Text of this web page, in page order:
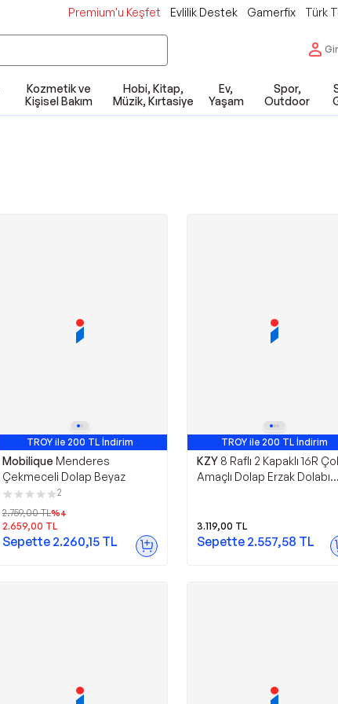
Premium'u Keşfet Evlilik Destek Gamerfix Türk
Kozmetik ve
Kişisel Bakım
Hobi, Kitap,
Müzik, Kırtasiye
Ev,
Yaşam
Spor,
Outdoor
TROY ile 200 TL İndirim
Mobilique Menderes
Çekmeceli Dolap Beyaz
2
2.759,00TL%4
2.659,00 TL
Sepette 2.260,15 TL
TROY ile 200 TL İndirim
KZY 8 Raflı 2 Kapaklı 16R
Amaçlı Dolap Erzak Dolabı
3.119,00 TL
Sepette 2.557,58 TL